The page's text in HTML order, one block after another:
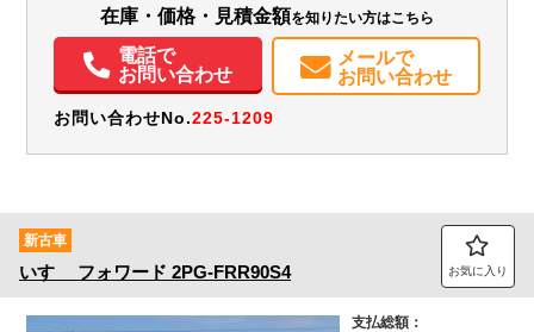
電動格納ミラー
ETC
取扱説明書（一部含む）
メンテナンスノート（保証書）
在庫・価格・見積金額を知りたい方はこちら
電話で
お問い合わせ
メールで
お問い合わせ
お問い合わせNo.225-1209
新古車
いすゞ フォワード 2PG-FRR90S4 お気に入り
支払総額：